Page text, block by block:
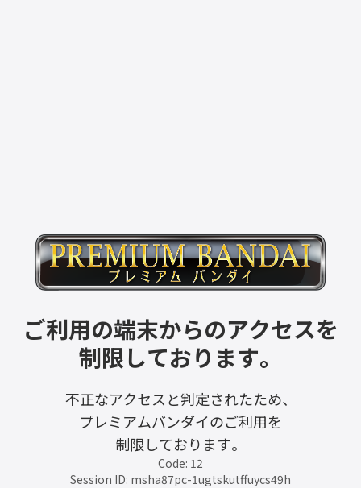
ご利用の端末からのアクセスを
制限しております。
不正なアクセスと判定されたため、
プレミアムバンダイのご利用を
制限しております。
Code: 12
Session ID: msha87pc-1ugtskutffuycs49h